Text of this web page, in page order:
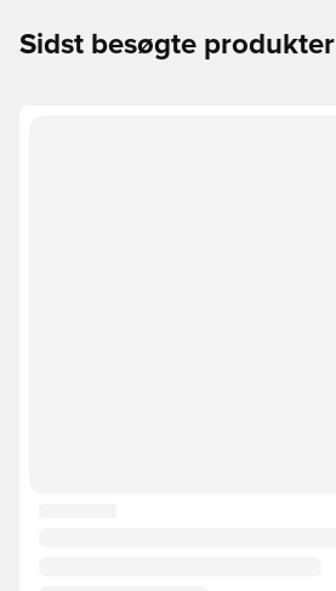
Sidst besøgte produkter